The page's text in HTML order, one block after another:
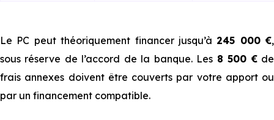
Le PC peut théoriquement financer jusqu’à 245 000 €,
sous réserve de l’accord de la banque. Les 8 500 €de
frais annexes doivent être couverts par votre apport ou
par un financement compatible.